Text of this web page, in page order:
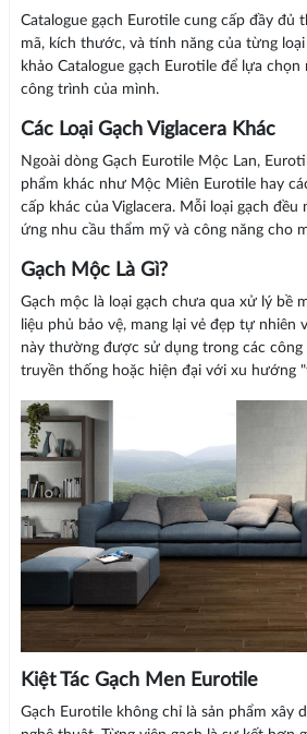
Catalogue gạch Eurotile cung cấp đầy đủ
mã, kích thước, và tính năng của từng
khảo Catalogue gạch Eurotile để lựa
công trình của mình.
Các Loại Gạch Viglacera Khác
Ngoài dòng Gạch Eurotile Mộc Lan,
phẩm khác như Mộc Miên Eurotile hay
cấp khác của Viglacera. Mỗi loại gạch đều
ứng nhu cầu thẩm mỹ và công năng cho
Gạch Mộc Là Gì?
Gạch mộc là loại gạch chưa qua xử lý bề
liệu phủ bảo vệ, mang lại vẻ đẹp tự nhiên
này thường được sử dụng trong các công
truyền thống hoặc hiện đại với xu hướng
Kiệt Tác Gạch Men Eurotile
Gạch Eurotile không chỉ là sản phẩm xây